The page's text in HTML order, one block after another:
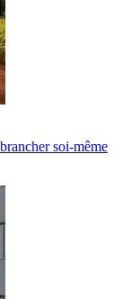
soi-même